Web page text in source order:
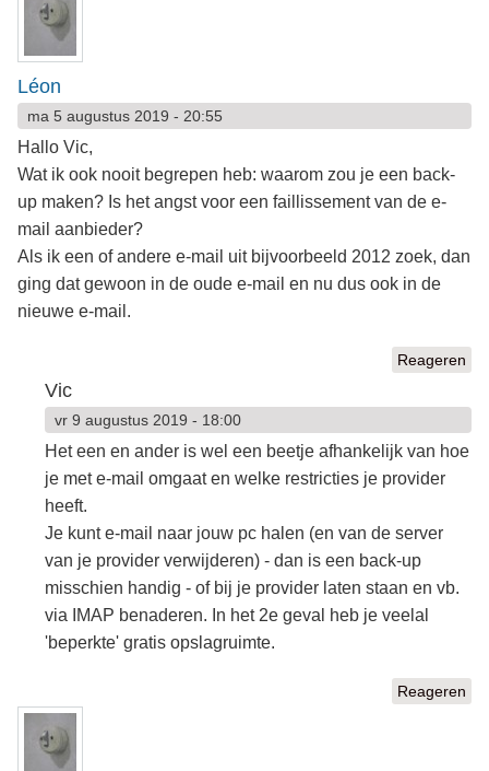
Léon
ma 5 augustus 2019 - 20:55
Hallo Vic,
Wat ik ook nooit begrepen heb: waarom zou je een back-
up maken? Is het angst voor een faillissement van de e-
mail aanbieder?
Als ik een of andere e-mail uit bijvoorbeeld 2012 zoek, dan
ging dat gewoon in de oude e-mail en nu dus ook in de
nieuwe e-mail.
Reageren
Vic
vr 9 augustus 2019 - 18:00
Het een en ander is wel een beetje afhankelijk van hoe
je met e-mail omgaat en welke restricties je provider
heeft.
Je kunt e-mail naar jouw pc halen (en van de server
van je provider verwijderen) - dan is een back-up
misschien handig - of bij je provider laten staan en vb.
via IMAP benaderen. In het 2e geval heb je veelal
'beperkte' gratis opslagruimte.
Reageren